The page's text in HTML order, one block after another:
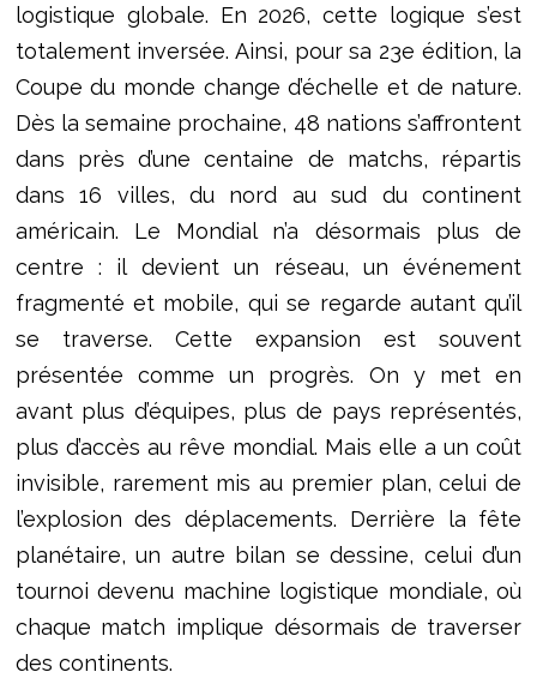
logistique globale. En 2026, cette logique s’est
totalement inversée. Ainsi, pour sa 23e édition, la
Coupe du monde change d’échelle et de nature.
Dès la semaine prochaine, 48 nations s’affrontent
dans près d’une centaine de matchs, répartis
dans 16 villes, du nord au sud du continent
américain. Le Mondial n’a désormais plus de
centre : il devient un réseau, un événement
fragmenté et mobile, qui se regarde autant qu’il
se traverse. Cette expansion est souvent
présentée comme un progrès. On y met en
avant plus d’équipes, plus de pays représentés,
plus d’accès au rêve mondial. Mais elle a un coût
invisible, rarement mis au premier plan, celui de
l’explosion des déplacements. Derrière la fête
planétaire, un autre bilan se dessine, celui d’un
tournoi devenu machine logistique mondiale, où
chaque match implique désormais de traverser
des continents.